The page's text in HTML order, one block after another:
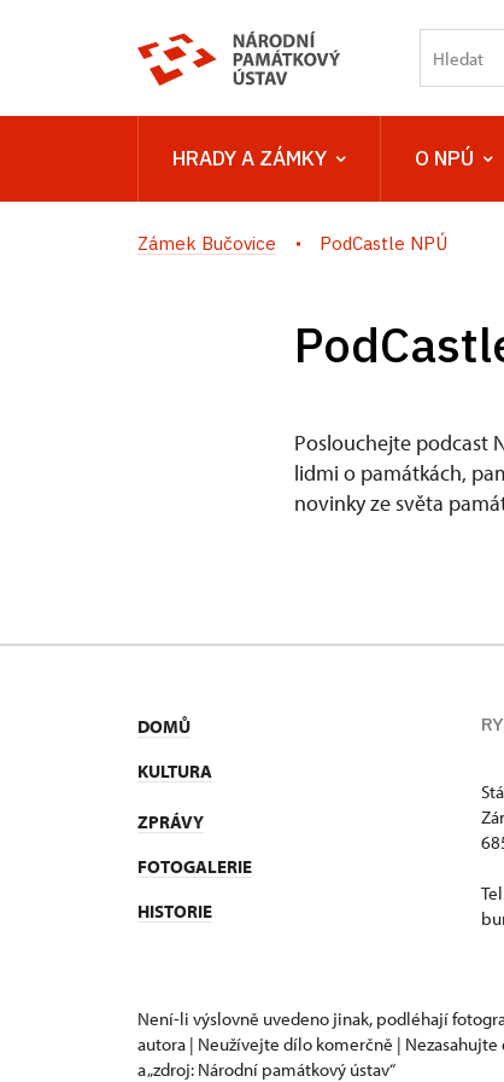
HRADY A ZÁMKY O NPÚ
Zámek Bučovice PodCastle NPÚ
Poslouchejte podcast
lidmi o památkách,
novinky ze světa
DOMŮ
KULTURA
ZPRÁVY
FOTOGALERIE
HISTORIE
Není-li výslovně uvedeno jinak, podléhají
autora | Neužívejte dílo komerčně |
a „zdroj: Národní památkový ústav“